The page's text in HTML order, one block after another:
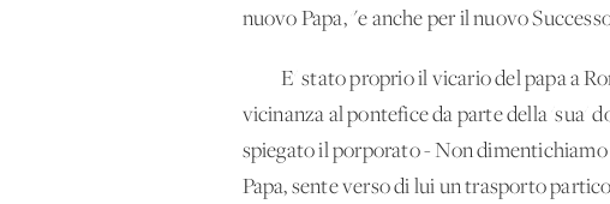
nuovo Papa, "e anche per il nuovo
E' stato proprio il vicario del papa a
vicinanza al pontefice da parte della 'sua'
spiegato il porporato - Non dimentichiamo
Papa, sente verso di lui un trasporto